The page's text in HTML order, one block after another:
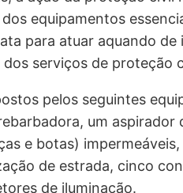
equipamentos
para atuar aquando
serviços de proteção
pelos seguintes
um aspirador
e botas) impermeáveis,
de estrada, cinco
de iluminação.